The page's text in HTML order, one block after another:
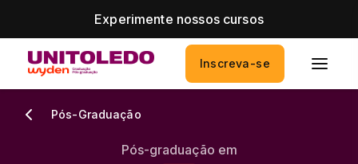
Experimente nossos cursos
Inscreva-se
Pós-Graduação
Pós-graduação em